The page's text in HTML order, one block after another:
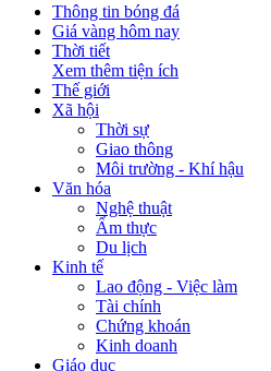
Thông tin bóng đá
Giá vàng hôm nay
Thời tiết
Xem thêm tiện ích
Thế giới
Xã hội
Thời sự
Giao thông
Môi trường - Khí hậu
Văn hóa
Nghệ thuật
Ẩm thực
Du lịch
Kinh tế
Lao động - Việc làm
Tài chính
Chứng khoán
Kinh doanh
Giáo dục